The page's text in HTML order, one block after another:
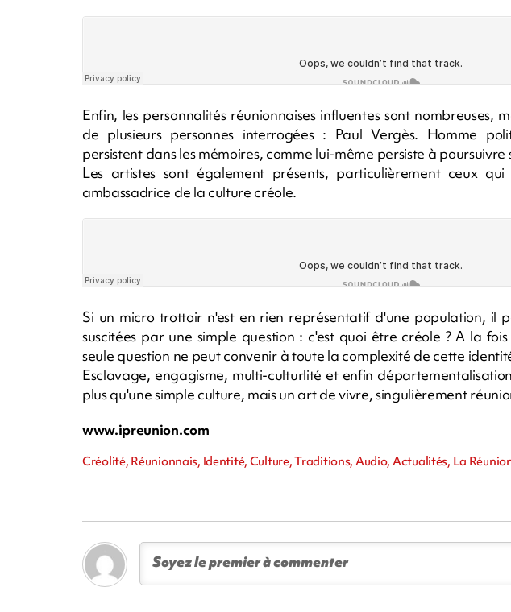
Enfin, les personnalités réunionnaises influentes sont nombreuses,
de plusieurs personnes interrogées : Paul Vergès. Homme
persistent dans les mémoires, comme lui-même persiste à
Les artistes sont également présents, particulièrement ceux
ambassadrice de la culture créole.
Si un micro trottoir n'est en rien représentatif d'une population, il
suscitées par une simple question : c'est quoi être créole ? A la
seule question ne peut convenir à toute la complexité de cette
Esclavage, engagisme, multi-culturlité et enfin
plus qu'une simple culture, mais un art de vivre, singulièrement
www.ipreunion.com
Créolité, Réunionnais, Identité, Culture, Traditions, Audio, Actualités, La